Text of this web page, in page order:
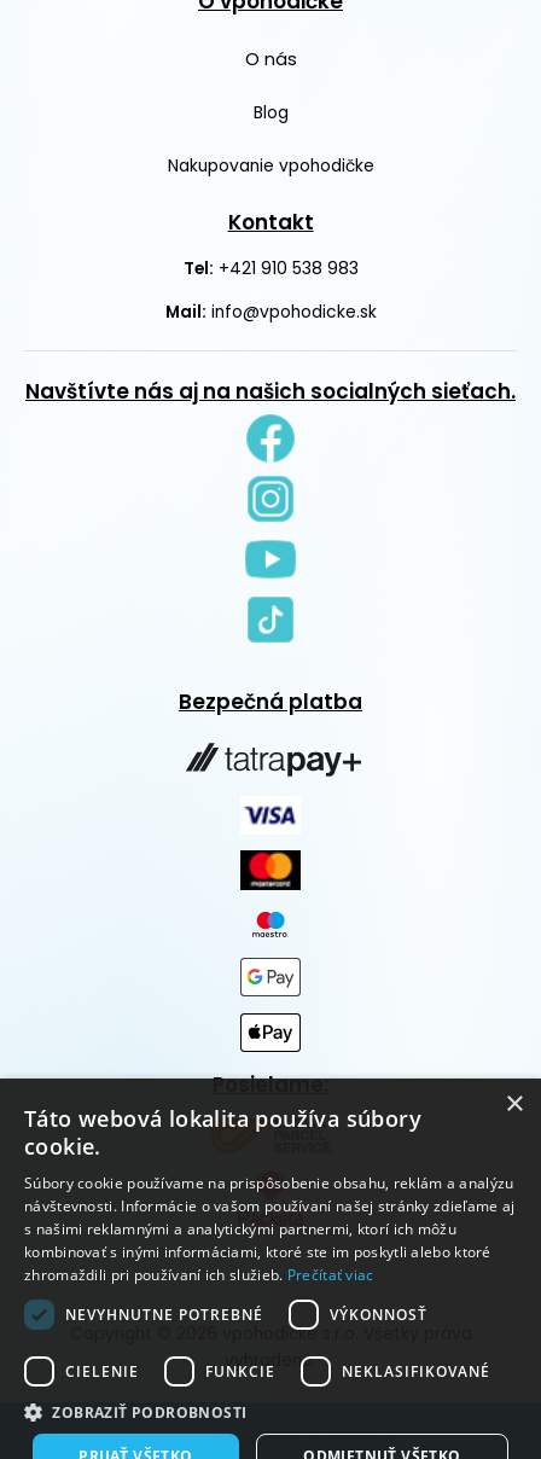
O nás
Blog
Nakupovanie vpohodičke
Kontakt
Tel: +421 910 538 983
Mail: info@vpohodicke.sk
Navštívte nás aj na našich socialných sieťach.
Bezpečná platba
Posielame:
Copyright © 2026 vpohodičke s.r.o. Všetky práva
vyhradené.
Vytvorené systémom ClickEshop.sk
×
Táto webová lokalita používa súbory
cookie.
Súbory cookie používame na prispôsobenie obsahu, reklám a analýzu
návštevnosti. Informácie o vašom používaní našej stránky zdieľame aj
s našimi reklamnými a analytickými partnermi, ktorí ich môžu
kombinovať s inými informáciami, ktoré ste im poskytli alebo ktoré
zhromaždili pri používaní ich služieb. Prečítať viac
NEVYHNUTNE POTREBNÉ
VÝKONNOSŤ
CIELENIE FUNKCIE NEKLASIFIKOVANÉ
ZOBRAZIŤ PODROBNOSTI